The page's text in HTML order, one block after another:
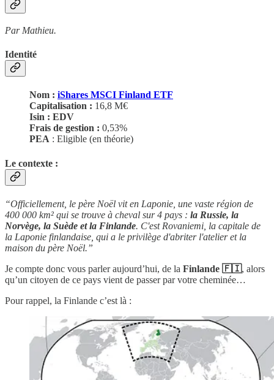
Par Mathieu.
Identité
Nom : iShares MSCI Finland ETF
Capitalisation : 16,8 M€
Isin : EDV
Frais de gestion : 0,53%
PEA : Eligible (en théorie)
Le contexte :
“Officiellement, le père Noël vit en Laponie, une vaste région de
400 000 km² qui se trouve à cheval sur 4 pays : la Russie, la
Norvège, la Suède et la Finlande. C'est Rovaniemi, la capitale de
la Laponie finlandaise, qui a le privilège d'abriter l'atelier et la
maison du père Noël.”
Je compte donc vous parler aujourd’hui, de la Finlande 🇫🇮, alors
qu’un citoyen de ce pays vient de passer par votre cheminée…
Pour rappel, la Finlande c’est là :